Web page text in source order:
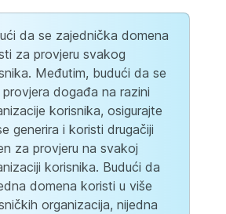
da se zajednička domena
za provjeru svakog
Međutim, budući da se
događa na razini
korisnika, osigurajte
generira i koristi drugačiji
za provjeru na svakoj
korisnika. Budući da
domena koristi u više
organizacija, nijedna